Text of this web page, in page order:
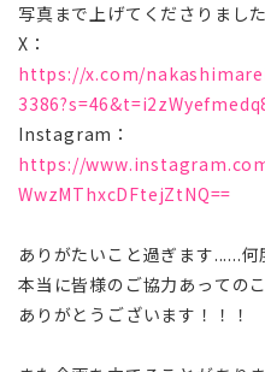
写真まで上げてくださりまし
X：
https://x.com/
Instagram：
https://
WwzMThxcDFtejZtNQ==
ありがたいこと過ぎます......
本当に皆様のご協力あっての
ありがとうございます！！！